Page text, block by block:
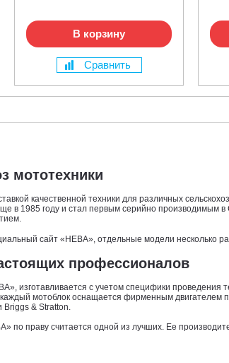
В корзину
Сравнить
мототехники
качественной техники для различных
в 1985 году и стал первым серийно производимым
сайт «НЕВА», отдельные модели несколько
профессионалов
изготавливается с учетом специфики проведения
мотоблок оснащается фирменным
Briggs & Stratton.
по праву считается одной из лучших. Ее